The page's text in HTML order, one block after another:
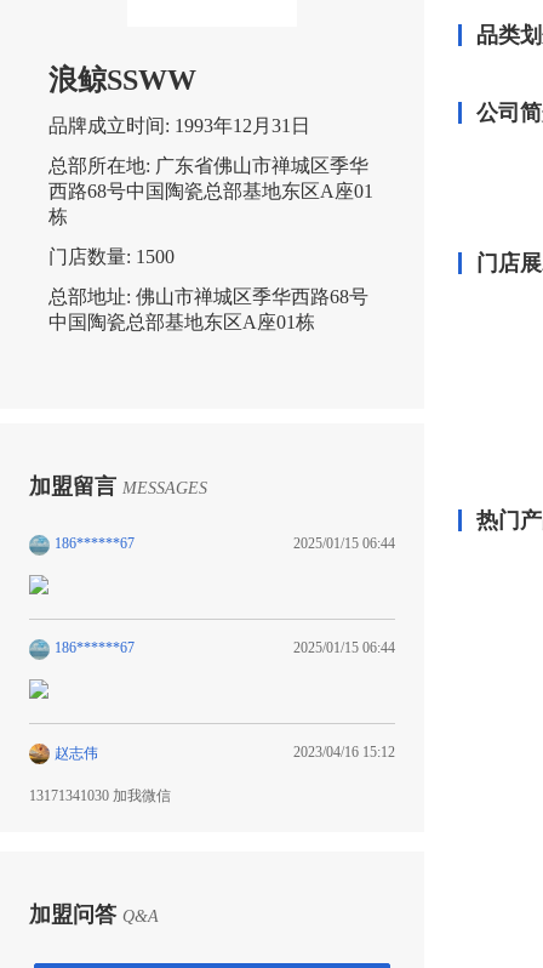
浪鲸SSWW
品牌成立时间: 1993年12月31日
总部所在地: 广东省佛山市禅城区季华
西路68号中国陶瓷总部基地东区A座01
栋
门店数量: 1500
总部地址: 佛山市禅城区季华西路68号
中国陶瓷总部基地东区A座01栋
加盟留言 MESSAGES
186******67 2025/01/15 06:44
186******67 2025/01/15 06:44
赵志伟 2023/04/16 15:12
13171341030 加我微信
加盟问答 Q&A
品类
公司
门店
热门